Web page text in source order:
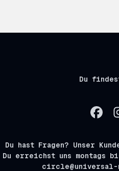
Du
Du hast Fragen? Unser
Du erreichst uns montags
circle@universal-